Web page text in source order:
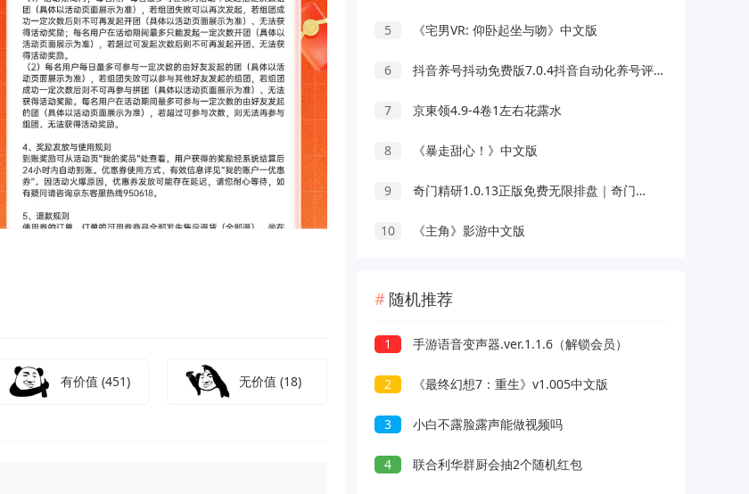
有价值(451) 无价值(18)
5 《宅男VR: 仰卧起坐与吻》中文版
6 抖音养号抖动免费版7.0.4抖音自动化养号评论脚本
7 京東领4.9-4卷1左右花露水
8 《暴走甜心！》中文版
9 奇门精研1.0.13正版免费无限排盘｜奇门预测
10 《主角》影游中文版
随机推荐
1 手游语音变声器.ver.1.1.6（解锁会员）
2 《最终幻想7：重生》v1.005中文版
3 小白不露脸露声能做视频吗
4 联合利华群厨会抽2个随机红包